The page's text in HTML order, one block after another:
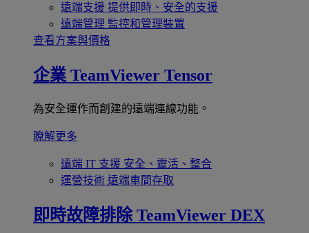
遠端支援 提供即時、安全的支援
遠端管理 監控和管理裝置
查看方案與價格
企業 TeamViewer Tensor
為安全運作而創建的遠端連線功能。
瞭解更多
遠端 IT 支援 安全、靈活、整合
運營技術 遠端車間存取
即時故障排除 TeamViewer DEX